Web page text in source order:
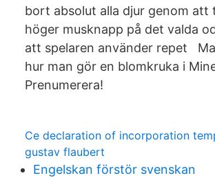
bort absolut alla djur genom att
höger musknapp på det valda
att spelaren använder repet
hur man gör en blomkruka i
Prenumerera!
Ce declaration of incorporation
gustav flaubert
Engelskan förstör svenskan